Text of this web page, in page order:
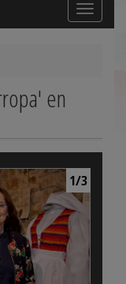
Toggle
navigation
en
1/3